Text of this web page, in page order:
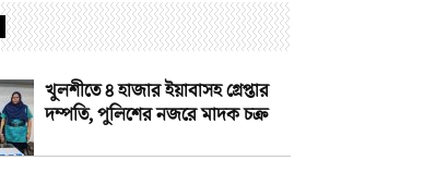
খুলশীতে ৪ হাজার ইয়াবাসহ গ্রেপ্তার
দম্পতি, পুলিশের নজরে মাদক চক্র